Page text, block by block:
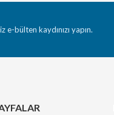
bülten kaydınızı yapın.